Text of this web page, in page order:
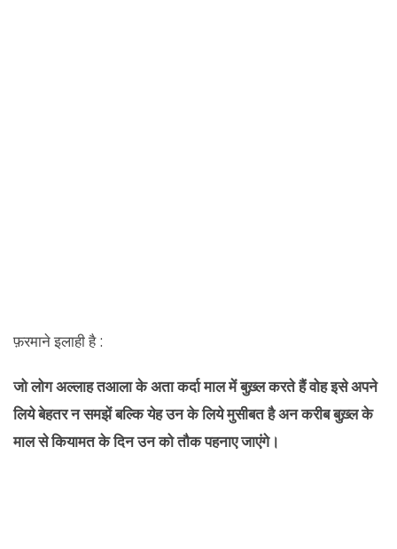
फ़रमाने इलाही है :
जो लोग अल्लाह तआला के अता कर्दा माल में बुख़्ल करते हैं वोह इसे अपने
लिये बेहतर न समझें बल्कि येह उन के लिये मुसीबत है अन करीब बुख़्ल के
माल से कियामत के दिन उन को तौक पहनाए जाएंगे।